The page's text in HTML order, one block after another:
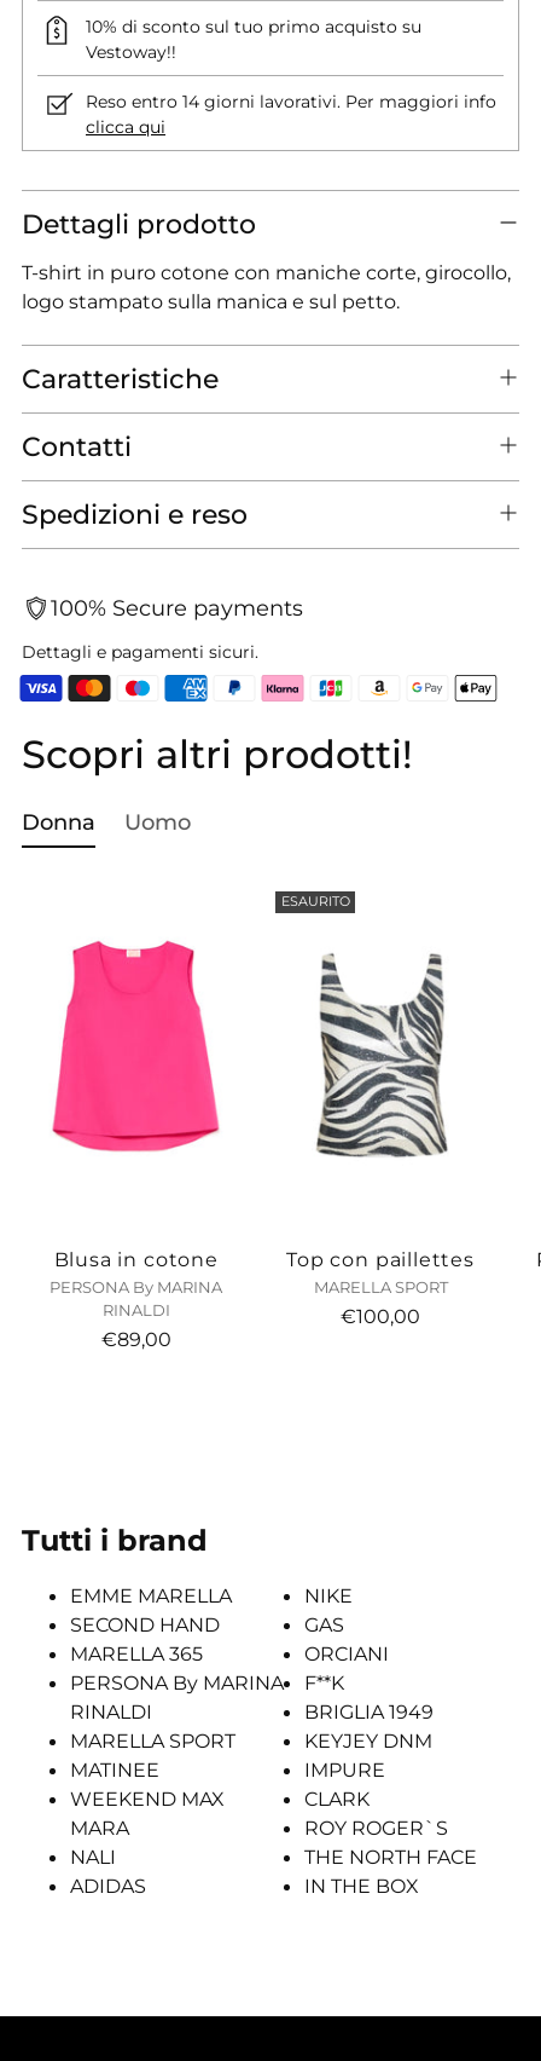
10% di sconto sul tuo primo acquisto su
Vestoway!!
Reso entro 14 giorni lavorativi. Per maggiori info
clicca qui
Dettagli prodotto
T-shirt in puro cotone con maniche corte, girocollo,
logo stampato sulla manica e sul petto.
Caratteristiche
Contatti
Spedizioni e reso
100% Secure payments
Dettagli e pagamenti sicuri.
Aggiungere
un
al
Scopri altri prodotti!
Donna Uomo
Blusa in cotone
PERSONA By MARINA
RINALDI
€89,00
ESAURITO
Top con paillettes
MARELLA SPORT
€100,00
Tutti i brand
EMME MARELLA
SECOND HAND
MARELLA 365
PERSONA By MARINA
RINALDI
MARELLA SPORT
MATINEE
WEEKEND MAX
MARA
NALI
ADIDAS
NIKE
GAS
ORCIANI
F**K
BRIGLIA 1949
KEYJEY DNM
IMPURE
CLARK
ROY ROGER`S
THE NORTH FACE
IN THE BOX